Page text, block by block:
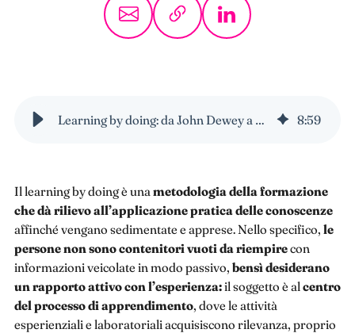
Learning by doing: da John Dewey a oggi 8:59
Il learning by doing è una metodologia della formazione
che dà rilievo all’applicazione pratica delle conoscenze
affinché vengano sedimentate e apprese. Nello specifico, le
persone non sono contenitori vuoti da riempirecon
informazioni veicolate in modo passivo, bensì desiderano
un rapporto attivo con l’esperienza:il soggetto è al centro
del processo di apprendimento, dove le attività
esperienziali e laboratoriali acquisiscono rilevanza, proprio